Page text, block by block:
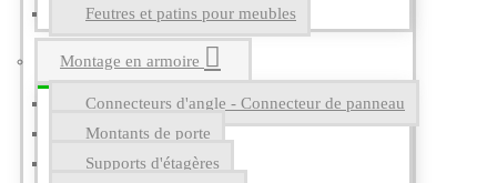
Feutres et patins pour meubles
Montage en armoire
Connecteurs d'angle - Connecteur de panneau
Montants de porte
Supports d'étagères